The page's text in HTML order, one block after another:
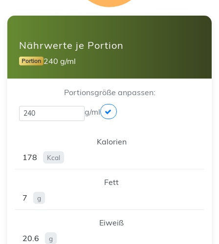
Nährwerte je Portion
Portion 240 g/ml
Portionsgröße anpassen:
g/ml
Kalorien
178
Kcal
Fett
7
g
Eiweiß
20.6
g